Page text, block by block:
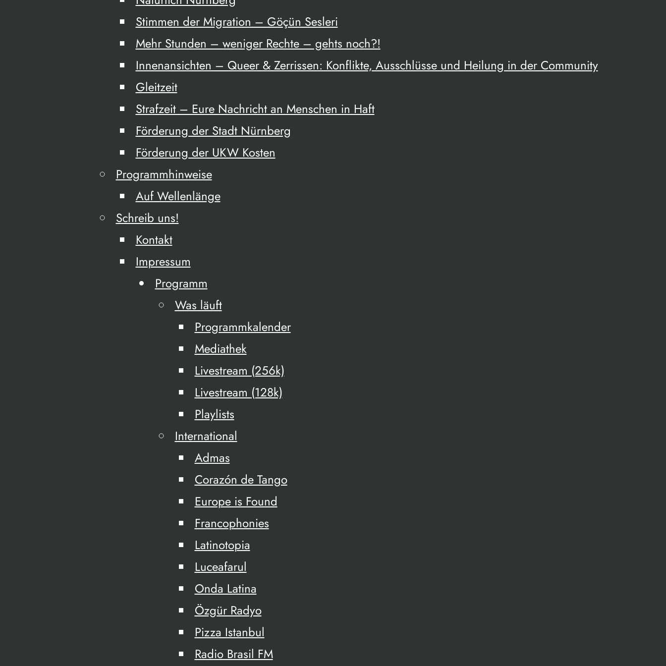
Stimmen der Migration – Göçün Sesleri
Mehr Stunden – weniger Rechte – gehts noch?!
Innenansichten – Queer & Zerrissen: Konflikte, Ausschlüsse und Heilung in der Community
Gleitzeit
Strafzeit – Eure Nachricht an Menschen in Haft
Förderung der Stadt Nürnberg
Förderung der UKW Kosten
Programmhinweise
Auf Wellenlänge
Schreib uns!
Kontakt
Impressum
Programm
Was läuft
Programmkalender
Mediathek
Livestream (256k)
Livestream (128k)
Playlists
International
Admas
Corazón de Tango
Europe is Found
Francophonies
Latinotopia
Luceafarul
Onda Latina
Özgür Radyo
Pizza Istanbul
Radio Brasil FM